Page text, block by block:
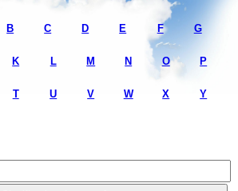
B C D E F G
K L M N O P
T U V W X Y